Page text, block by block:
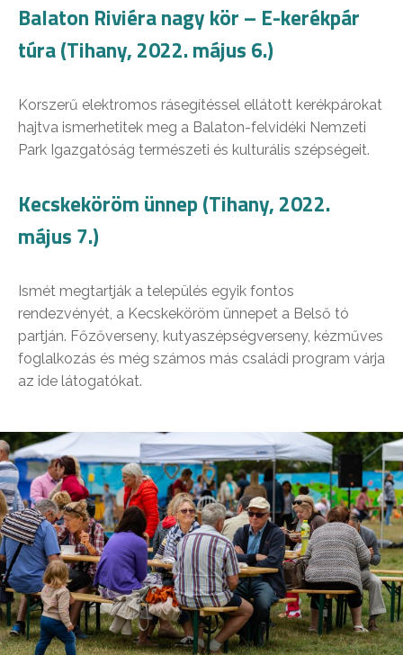
Balaton Riviéra nagy kör – E-kerékpár
túra (Tihany, 2022. május 6.)
Korszerű elektromos rásegítéssel ellátott kerékpárokat
hajtva ismerhetitek meg a Balaton-felvidéki Nemzeti
Park Igazgatóság természeti és kulturális szépségeit.
Kecskeköröm ünnep (Tihany, 2022.
május 7.)
Ismét megtartják a település egyik fontos
rendezvényét, a Kecskeköröm ünnepet a Belső tó
partján. Főzőverseny, kutyaszépségverseny, kézműves
foglalkozás és még számos más családi program várja
az ide látogatókat.